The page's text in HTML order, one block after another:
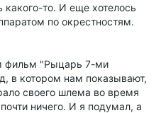
какого-то. И еще хотелось
по окрестностям.
фильм "Рыцарь 7-ми
в котором нам показывают,
своего шлема во время
ничего. И я подумал, а